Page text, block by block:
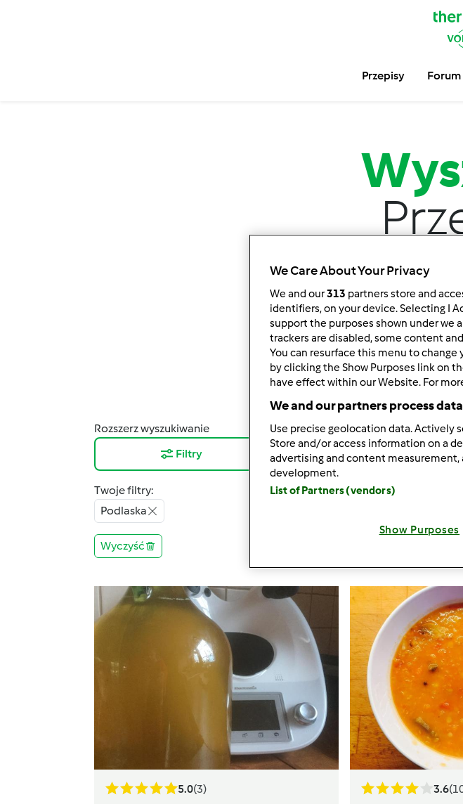
Przepisy Forum
Znajdź więcej niż
5
Rozszerz wyszukiwanie
Filtry
Wyników na stronę:
12
Twoje filtry:
Podlaska
Wyczyść
5.0(3) 3.6
We Care About Your Privacy
We and our313 partners store and
identifiers, on your device. Selecting I
support the purposes shown under we
trackers are disabled, some content
You can resurface this menu to
by clicking the Show Purposes link on
have effect within our Website. For
We and our partners process
Use precise geolocation data. Actively
Store and/or access information on a
advertising and content measurement,
development.
List of Partners (vendors)
Show Purposes